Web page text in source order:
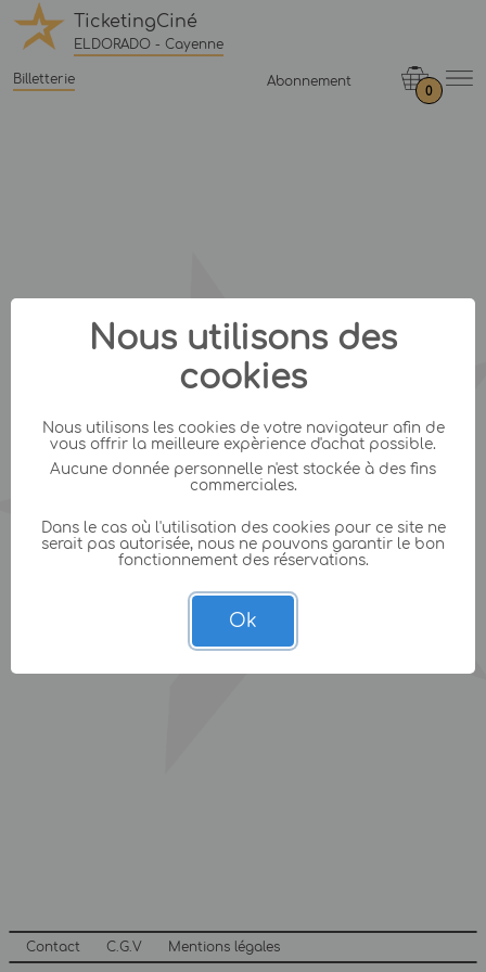
TicketingCiné
ELDORADO - Cayenne
Billetterie Abonnement
0
Contact C.G.V Mentions légales
Nous utilisons des
cookies
Nous utilisons les cookies de votre navigateur afin de
vous offrir la meilleure expèrience d'achat possible.
Aucune donnée personnelle n'est stockée à des fins
commerciales.
Dans le cas où l'utilisation des cookies pour ce site ne
serait pas autorisée, nous ne pouvons garantir le bon
fonctionnement des réservations.
Ok